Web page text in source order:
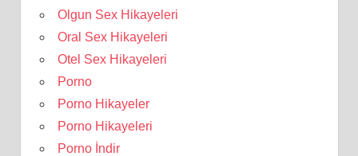
Olgun Sex Hikayeleri
Oral Sex Hikayeleri
Otel Sex Hikayeleri
Porno
Porno Hikayeler
Porno Hikayeleri
Porno İndir